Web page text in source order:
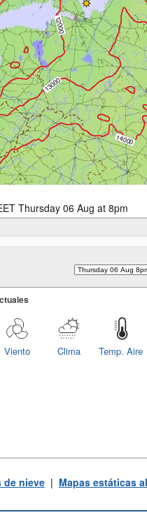
Thursday 06 Aug at 8pm
Temp. Aire
Clima
Viento
de nieve | Mapas estáticas